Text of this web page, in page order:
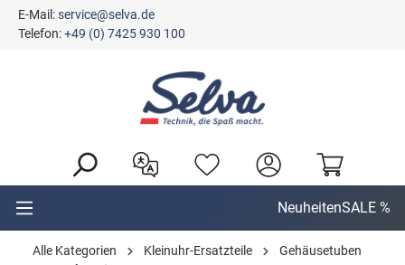
springen
E-Mail:service@selva.de
Telefon:+49 (0) 7425 930 100
NeuheitenSALE %
Alle Kategorien Kleinuhr-Ersatzteile
Gehäusetuben